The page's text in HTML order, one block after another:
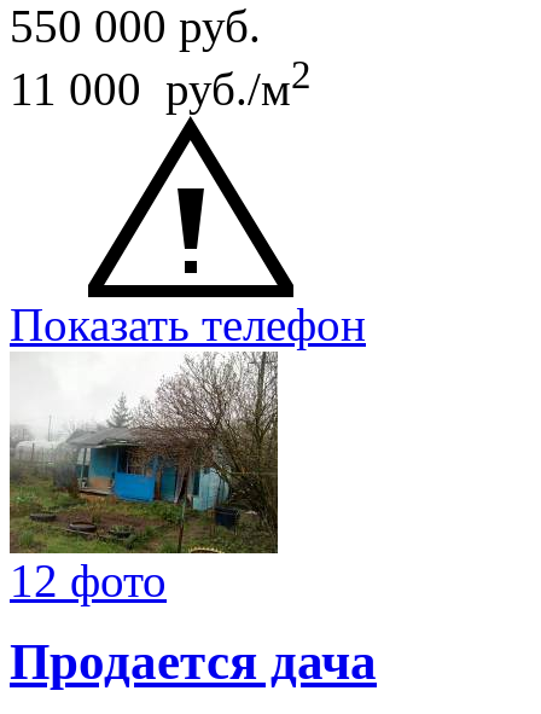
550 000 руб.
11 000 руб./м2
Показать телефон
12 фото
Продается дача